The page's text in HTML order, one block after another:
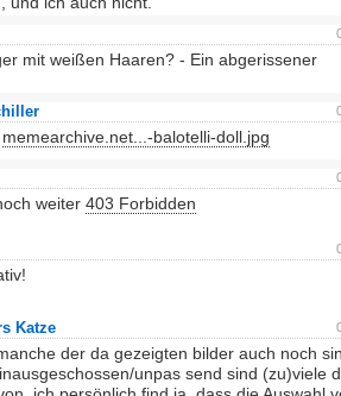
mit weißen Haaren? - Ein abgerissener
memearchive.net...-balotelli-doll.jpg
weiter 403 Forbidden
Katze
der da gezeigten bilder auch noch
unpas send sind (zu)viele